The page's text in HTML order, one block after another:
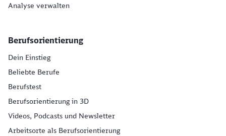
Analyse verwalten
Berufsorientierung
Dein Einstieg
Beliebte Berufe
Berufstest
Berufsorientierung in 3D
Videos, Podcasts und Newsletter
Arbeitsorte als Berufsorientierung